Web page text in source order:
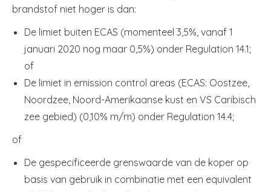
brandstof niet hoger is dan:
De limiet buiten ECAS (momenteel 3,5%, vanaf 1
januari 2020 nog maar 0,5%) onder Regulation 14.1;
of
De limiet in emission control areas (ECAS: Oostzee,
Noordzee, Noord-Amerikaanse kust en VS Caribisch
zee gebied) (0,10% m/m) onder Regulation 14.4;
of
De gespecificeerde grenswaarde van de koper op
basis van gebruik in combinatie met een equivalent